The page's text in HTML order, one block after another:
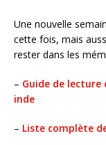
Une nouvelle
cette fois, mais
rester dans les
– Guide de lecture
inde
– Liste complète